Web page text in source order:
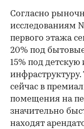
Согласно
исследованиям
первого этажа
20% под
15% под детскую
сейчас в
помещения на
значительно
находят